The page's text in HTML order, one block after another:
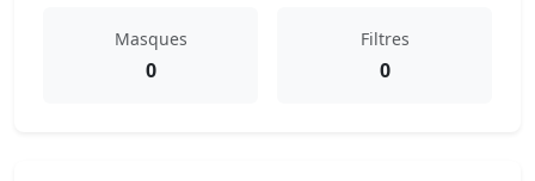
Masques
0
Filtres
0